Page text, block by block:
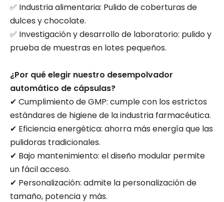
✅ Industria alimentaria: Pulido de coberturas de
dulces y chocolate.
✅ Investigación y desarrollo de laboratorio: pulido y
prueba de muestras en lotes pequeños.
¿Por qué elegir nuestro desempolvador
automático de cápsulas?
✔ Cumplimiento de GMP: cumple con los estrictos
estándares de higiene de la industria farmacéutica.
✔ Eficiencia energética: ahorra más energía que las
pulidoras tradicionales.
✔ Bajo mantenimiento: el diseño modular permite
un fácil acceso.
✔ Personalización: admite la personalización de
tamaño, potencia y más.